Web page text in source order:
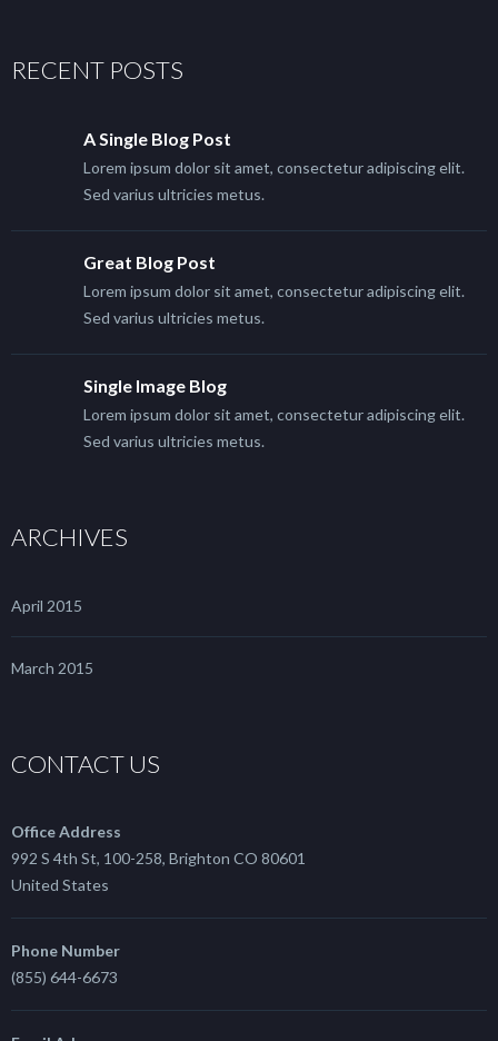
RECENT POSTS
A Single Blog Post
Lorem ipsum dolor sit amet, consectetur adipiscing elit.
Sed varius ultricies metus.
Great Blog Post
Lorem ipsum dolor sit amet, consectetur adipiscing elit.
Sed varius ultricies metus.
Single Image Blog
Lorem ipsum dolor sit amet, consectetur adipiscing elit.
Sed varius ultricies metus.
ARCHIVES
April 2015
March 2015
CONTACT US
Office Address
992 S 4th St, 100-258, Brighton CO 80601
United States
Phone Number
(855) 644-6673